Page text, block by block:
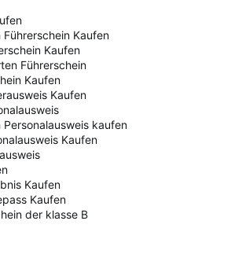
Kaufen
Kaufen
Führerschein
Kaufen
Kaufen
kaufen
Kaufen
Kaufen
Kaufen
der klasse B